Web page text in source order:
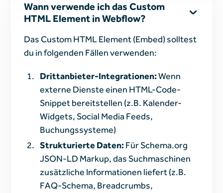
Wann verwende ich das Custom
HTML Element in Webflow?
Das Custom HTML Element (Embed) solltest
du in folgenden Fällen verwenden:
Drittanbieter-Integrationen:Wenn
externe Dienste einen HTML-Code-
Snippet bereitstellen (z.B. Kalender-
Widgets, Social Media Feeds,
Buchungssysteme)
Strukturierte Daten: Für Schema.org
JSON-LD Markup, das Suchmaschinen
zusätzliche Informationen liefert (z.B.
FAQ-Schema, Breadcrumbs,